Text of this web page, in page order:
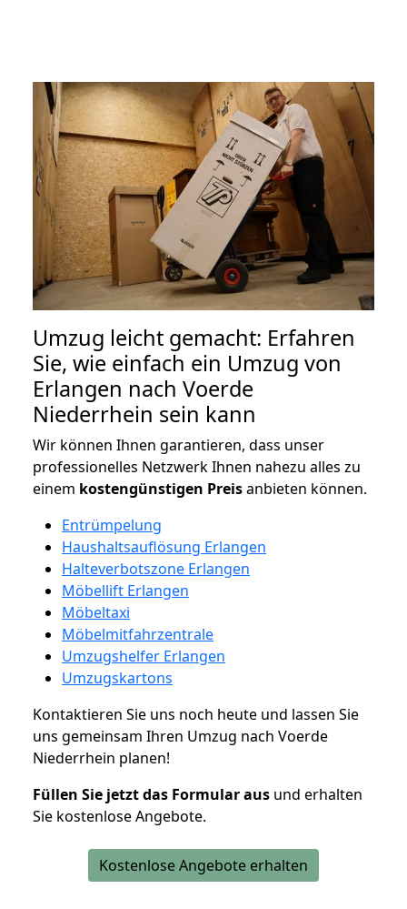
Umzug leicht gemacht: Erfahren
Sie, wie einfach ein Umzug von
Erlangen nach Voerde
Niederrhein sein kann
Wir können Ihnen garantieren, dass unser
professionelles Netzwerk Ihnen nahezu alles zu
einem kostengünstigen Preisanbieten können.
Entrümpelung
Haushaltsauflösung Erlangen
Halteverbotszone Erlangen
Möbellift Erlangen
Möbeltaxi
Möbelmitfahrzentrale
Umzugshelfer Erlangen
Umzugskartons
Kontaktieren Sie uns noch heute und lassen Sie
uns gemeinsam Ihren Umzug nach Voerde
Niederrhein planen!
Füllen Sie jetzt das Formular aus und erhalten
Sie kostenlose Angebote.
Kostenlose Angebote erhalten